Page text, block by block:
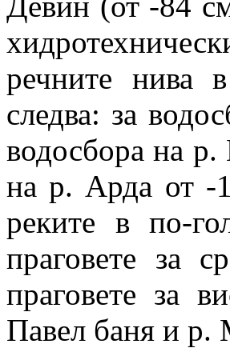
речните нива
следва: за
водосбора на
на р. Арда от -
реките в по-
праговете за
праговете за
Павел баня и р.